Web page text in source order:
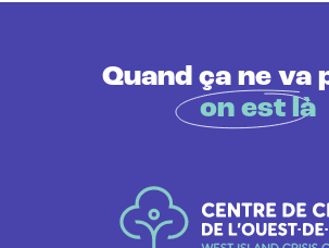
Quand ça ne va
on est là